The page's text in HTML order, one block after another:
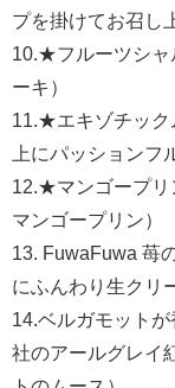
プを掛けてお召し
10.★フルーツシ
ーキ）
11.★エキゾチッ
上にパッションフ
12.★マンゴープ
マンゴープリン）
13. FuwaFuwa 苺
にふんわり生クリ
14.ベルガモット
社のアールグレイ